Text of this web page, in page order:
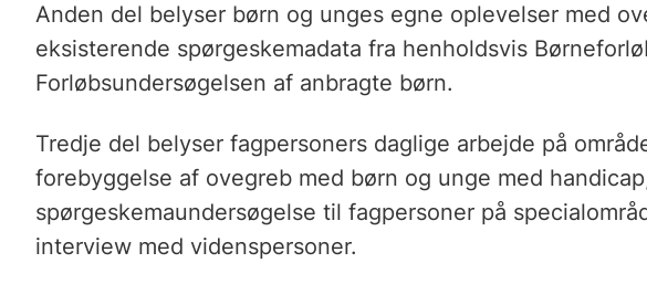
Anden del belyser børn og unges egne oplevelser med
eksisterende spørgeskemadata fra henholdsvis
Forløbsundersøgelsen af anbragte børn.
Tredje del belyser fagpersoners daglige arbejde på
forebyggelse af ovegreb med børn og unge med
spørgeskemaundersøgelse til fagpersoner på
interview med videnspersoner.